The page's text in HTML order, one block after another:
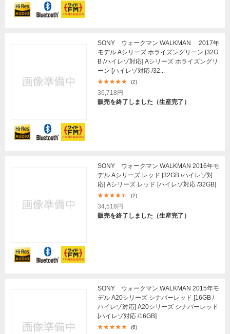
SONY ウォークマン WALKMAN 2017年
モデル Aシリーズ ホライズングリーン [32G
B /ハイレゾ対応] Aシリーズ ホライズングリ
ーン [ハイレゾ対応 /32...
(2)
36,718円
販売を終了しました（生産完了）
SONY ウォークマン WALKMAN 2016年モ
デル Aシリーズ レッド [32GB /ハイレゾ対
応] Aシリーズ レッド [ハイレゾ対応 /32GB]
(2)
34,518円
販売を終了しました（生産完了）
SONY ウォークマン WALKMAN 2015年モ
デル A20シリーズ シナバーレッド [16GB /
ハイレゾ対応] A20シリーズ シナバーレッド
[ハイレゾ対応 /16GB]
(6)